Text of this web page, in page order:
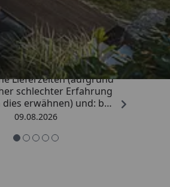
Shops
4,81/ 5
Qualitäts-Markenware,
Lieferzeiten (aufgrund
schlechter Erfahrung
dies erwähnen) und: bei
kommt die Antwort
mit Verstand und nicht
ist leider immer öfter
09.08.2026